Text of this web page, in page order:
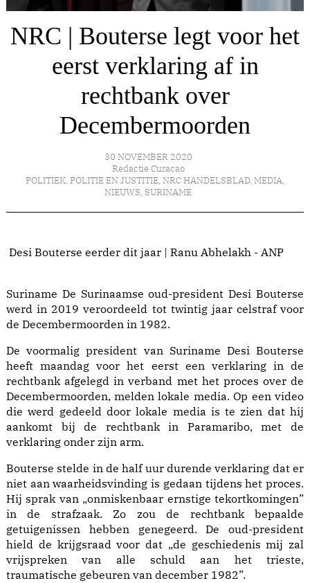
NRC | Bouterse legt voor het
eerst verklaring af in
rechtbank over
Decembermoorden
30 NOVEMBER 2020
Redactie Curacao
POLITIEK, POLITIE EN JUSTITIE, NRC HANDELSBLAD, MEDIA,
NIEUWS, SURINAME
Desi Bouterse eerder dit jaar | Ranu Abhelakh - ANP
Suriname De Surinaamse oud-president Desi Bouterse
werd in 2019 veroordeeld tot twintig jaar celstraf voor
de Decembermoorden in 1982.
De voormalig president van Suriname Desi Bouterse
heeft maandag voor het eerst een verklaring in de
rechtbank afgelegd in verband met het proces over de
Decembermoorden, melden lokale media. Op een video
die werd gedeeld door lokale media is te zien dat hij
aankomt bij de rechtbank in Paramaribo, met de
verklaring onder zijn arm.
Bouterse stelde in de half uur durende verklaring dat er
niet aan waarheidsvinding is gedaan tijdens het proces.
Hij sprak van „onmiskenbaar ernstige tekortkomingen”
in de strafzaak. Zo zou de rechtbank bepaalde
getuigenissen hebben genegeerd. De oud-president
hield de krijgsraad voor dat „de geschiedenis mij zal
vrijspreken van alle schuld aan het trieste,
traumatische gebeuren van december 1982”.